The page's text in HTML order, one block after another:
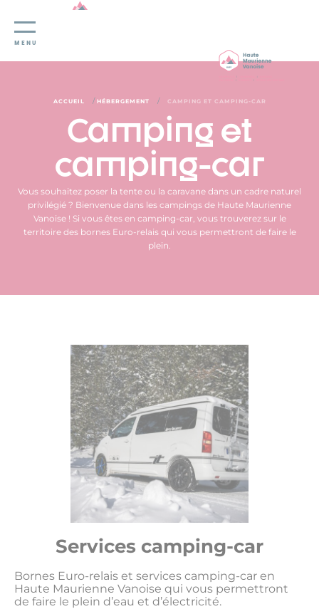
Panneau de gestion des cookies
MENU
ACCUEIL / HÉBERGEMENT / CAMPING ET CAMPING-CAR
Camping et
camping-car
Vous souhaitez poser la tente ou la caravane dans un cadre naturel
privilégié ? Bienvenue dans les campings de Haute Maurienne
Vanoise ! Si vous êtes en camping-car, vous trouverez sur le
territoire des bornes Euro-relais qui vous permettront de faire le
plein.
Services camping-car
Bornes Euro-relais et services camping-car en
Haute Maurienne Vanoise qui vous permettront
de faire le plein d’eau et d’électricité.